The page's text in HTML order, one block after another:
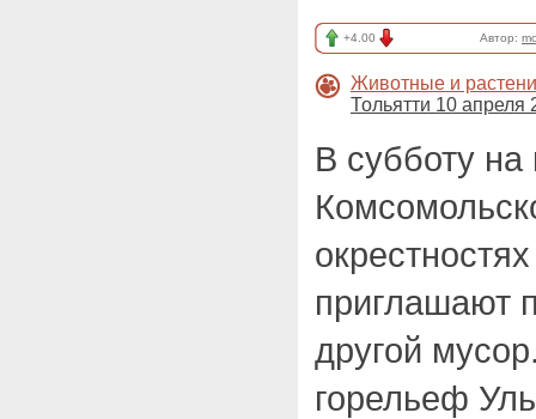
+4.00 Автор:
Животные и
Тольятти 10 апреля
В субботу
приглашают
другой
горельеф